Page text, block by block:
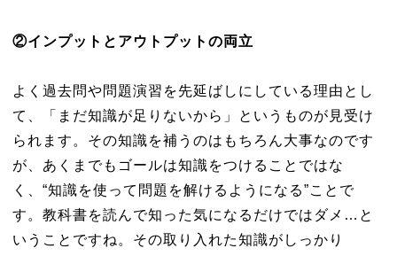
②インプットとアウトプットの両立
よく過去問や問題演習を先延ばしにしている理由とし
て、「まだ知識が足りないから」というものが見受け
られます。その知識を補うのはもちろん大事なのです
が、あくまでもゴールは知識をつけることではな
く、“知識を使って問題を解けるようになる”ことで
す。教科書を読んで知った気になるだけではダメ…と
いうことですね。その取り入れた知識がしっかり